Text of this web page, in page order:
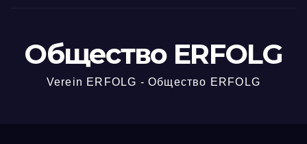
Общество ERFOLG
Verein ERFOLG - Общество ERFOLG